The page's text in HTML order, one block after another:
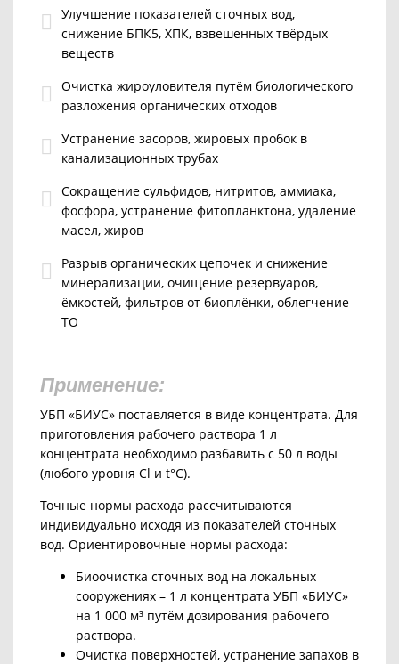
Улучшение показателей сточных вод,
снижение БПК5, ХПК, взвешенных твёрдых
веществ
Очистка жироуловителя путём биологического
разложения органических отходов
Устранение засоров, жировых пробок в
канализационных трубах
Сокращение сульфидов, нитритов, аммиака,
фосфора, устранение фитопланктона, удаление
масел, жиров
Разрыв органических цепочек и снижение
минерализации, очищение резервуаров,
ёмкостей, фильтров от биоплёнки, облегчение
ТО
Применение:
УБП «БИУС» поставляется в виде концентрата. Для
приготовления рабочего раствора 1 л
концентрата необходимо разбавить с 50 л воды
(любого уровня Cl и t°С).
Точные нормы расхода рассчитываются
индивидуально исходя из показателей сточных
вод. Ориентировочные нормы расхода:
Биоочистка сточных вод на локальных
сооружениях – 1 л концентрата УБП «БИУС»
на 1 000 м³ путём дозирования рабочего
раствора.
Очистка поверхностей, устранение запахов в